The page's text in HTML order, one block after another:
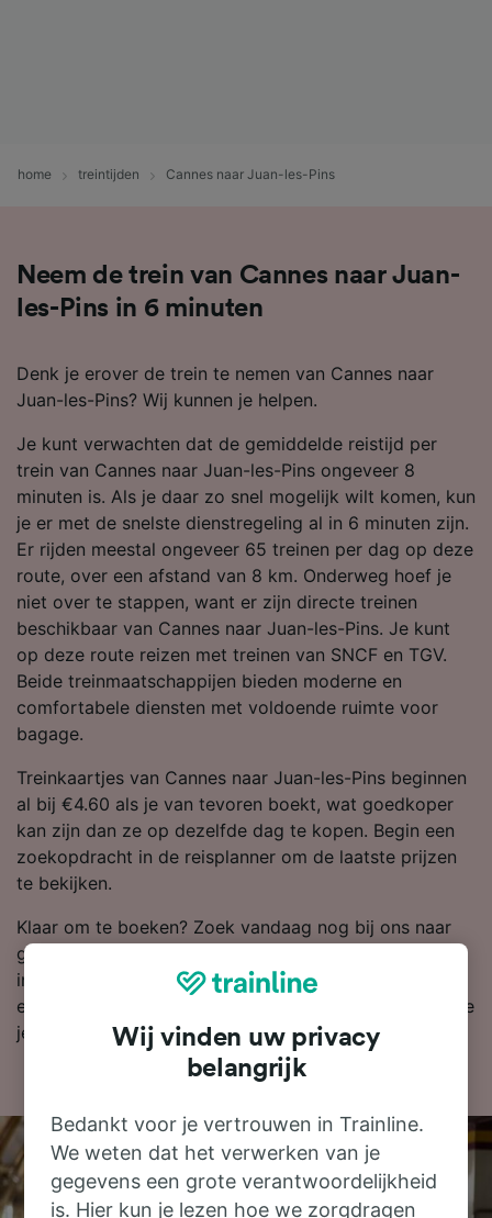
home treintijden Cannes naar Juan-les-Pins
Neem de trein van Cannes naar Juan-
les-Pins in 6 minuten
Denk je erover de trein te nemen van Cannes naar
Juan-les-Pins? Wij kunnen je helpen.
Je kunt verwachten dat de gemiddelde reistijd per
trein van Cannes naar Juan-les-Pins ongeveer 8
minuten is. Als je daar zo snel mogelijk wilt komen, kun
je er met de snelste dienstregeling al in 6 minuten zijn.
Er rijden meestal ongeveer 65 treinen per dag op deze
route, over een afstand van 8 km. Onderweg hoef je
niet over te stappen, want er zijn directe treinen
beschikbaar van Cannes naar Juan-les-Pins. Je kunt
op deze route reizen met treinen van SNCF en TGV.
Beide treinmaatschappijen bieden moderne en
comfortabele diensten met voldoende ruimte voor
bagage.
Treinkaartjes van Cannes naar Juan-les-Pins beginnen
al bij €4.60 als je van tevoren boekt, wat goedkoper
kan zijn dan ze op dezelfde dag te kopen. Begin een
zoekopdracht in de reisplanner om de laatste prijzen
te bekijken.
Klaar om te boeken? Zoek vandaag nog bij ons naar
goedkope treinkaartjes. Lees verder voor meer
informatie, zoals onze dienstregeling, waarin je de
eerste en laatste treinen kunt bekijken en tips over hoe
je goedkope treinkaartjes kunt vinden.
Wij vinden uw privacy
belangrijk
Bedankt voor je vertrouwen in Trainline.
We weten dat het verwerken van je
gegevens een grote verantwoordelijkheid
is. Hier kun je lezen hoe we zorgdragen